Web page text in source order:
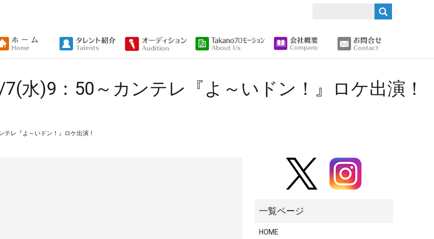
7(水)9：50～カンテレ『よ～いドン！』ロケ出演！
テレ『よ～いドン！』ロケ出演！
HOME